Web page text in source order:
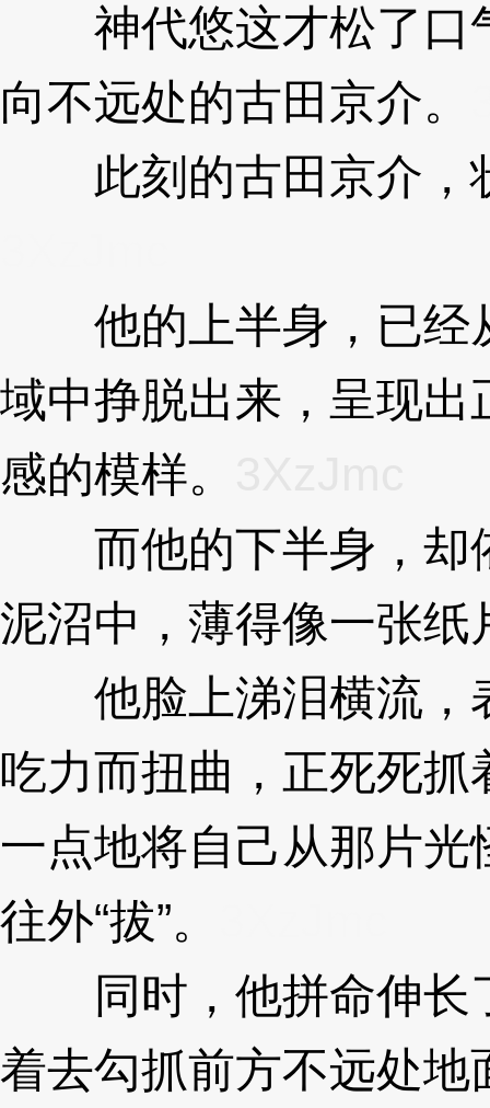
神代悠这才松了口
向不远处的古田京介。
此刻的古田京介，
他的上半身，已经
域中挣脱出来，呈现
感的模样。
而他的下半身，却
泥沼中，薄得像一张纸
他脸上涕泪横流，
吃力而扭曲，正死死
一点地将自己从那片
往外“拔”。
同时，他拼命伸长
着去勾抓前方不远处